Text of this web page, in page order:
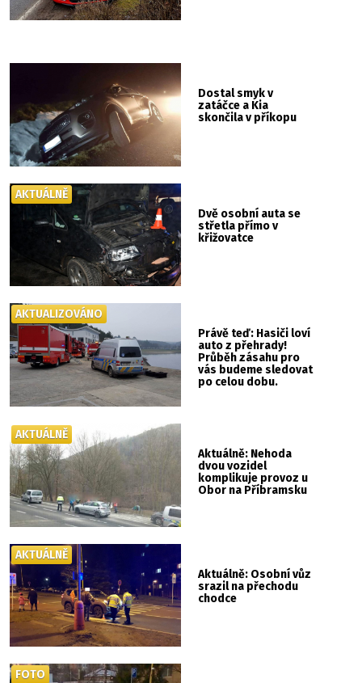
Dostal smyk v
zatáčce a Kia
skončila v příkopu
Dvě osobní auta se
střetla přímo v
křižovatce
AKTUÁLNĚ
Právě teď: Hasiči loví
auto z přehrady!
Průběh zásahu pro
vás budeme sledovat
po celou dobu.
AKTUALIZOVÁNO
Aktuálně: Nehoda
dvou vozidel
komplikuje provoz u
Obor na Příbramsku
AKTUÁLNĚ
Aktuálně: Osobní vůz
srazil na přechodu
chodce
AKTUÁLNĚ
FOTO